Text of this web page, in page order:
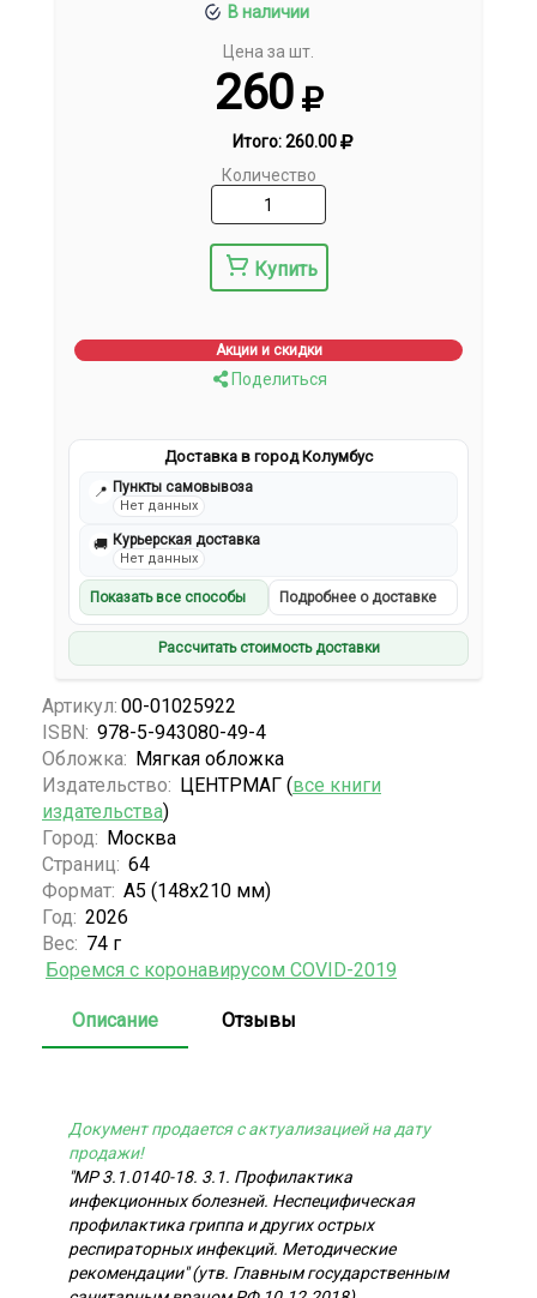
В наличии
Цена за шт.
260
Итого:260.00
Количество
Купить
Акции и скидки
Поделиться
Доставка в город Колумбус
📍 Пункты самовывоза
Нет данных
🚚 Курьерская доставка
Нет данных
Показать все способы Подробнее о доставке
Рассчитать стоимость доставки
Артикул: 00-01025922
ISBN: 978-5-943080-49-4
Обложка: Мягкая обложка
Издательство: ЦЕНТРМАГ (все книги
издательства)
Город: Москва
Страниц: 64
Формат: А5 (148x210 мм)
Год: 2026
Вес: 74 г
Боремся с коронавирусом COVID-2019
Описание Отзывы
Документ продается с актуализацией на дату
продажи!
"МР 3.1.0140-18. 3.1. Профилактика
инфекционных болезней. Неспецифическая
профилактика гриппа и других острых
респираторных инфекций. Методические
рекомендации" (утв. Главным государственным